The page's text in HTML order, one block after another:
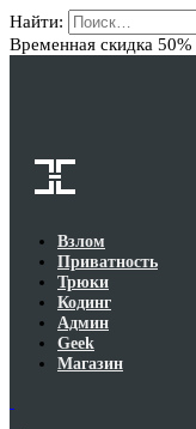
Найти:
Временная скидка 50%
Взлом
Приватность
Трюки
Кодинг
Админ
Geek
Магазин